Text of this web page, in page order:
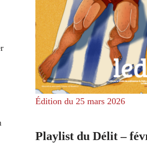
Édition du 25 mars 2026
Playlist du Délit –